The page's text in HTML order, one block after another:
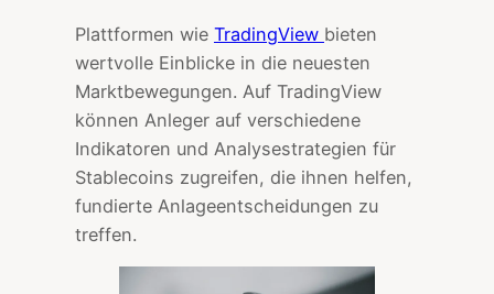
Plattformen wie TradingView bieten
wertvolle Einblicke in die neuesten
Marktbewegungen. Auf TradingView
können Anleger auf verschiedene
Indikatoren und Analysestrategien für
Stablecoins zugreifen, die ihnen helfen,
fundierte Anlageentscheidungen zu
treffen.